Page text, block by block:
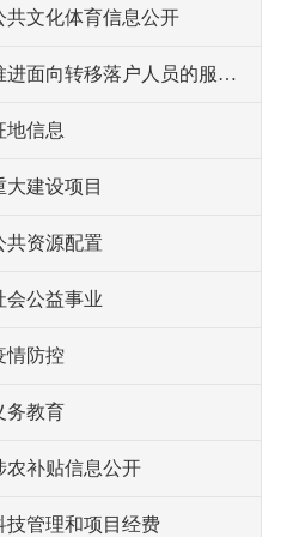
共文化体育信息公开
推进面向转移落户人员的服务公开
地信息
大建设项目
共资源配置
会公益事业
情防控
务教育
农补贴信息公开
技管理和项目经费